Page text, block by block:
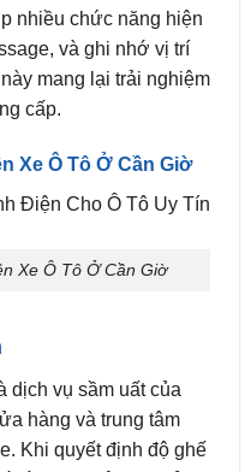
nhiều chức năng hiện
và ghi nhớ vị trí
mang lại trải nghiệm
cấp.
Xe Ô Tô Ở Cần Giờ
Xe Ô Tô Ở Cần Giờ
dịch vụ sầm uất của
hàng và trung tâm
Khi quyết định độ ghế